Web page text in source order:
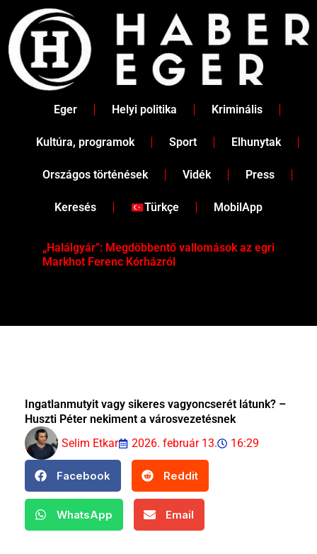
content
Eger Helyi politika Kriminális
Kultúra, programok Sport Elhunytak
Országos történések Vidék Press
Keresés Türkçe MobilApp
„Halálgyár”: Megdöbbentő vallomások az egri
Markhot Ferenc Kórházról
Ingatlanmutyit vagy sikeres vagyoncserét látunk? –
Huszti Péter nekiment a városvezetésnek
Selim Etkar
2026. február 13. 16:29
Facebook Reddit
WhatsApp Email